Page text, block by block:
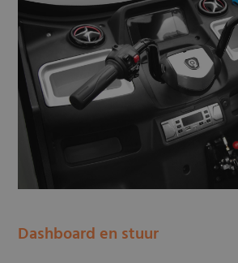
Dashboard en stuur